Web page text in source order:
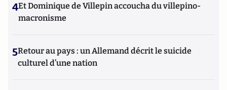
4Et Dominique de Villepin accoucha du villepino-
macronisme
5Retour au pays : un Allemand décrit le suicide
culturel d’une nation